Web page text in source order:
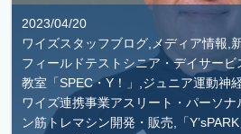
2023/04/20
ワイズスタッフブログ,メディア情報,
フィールドテストシニア・デイサー
教室「SPEC・Y！」,ジュニア運動神
ワイズ連携事業アスリート・パーソ
ン筋トレマシン開発・販売,「